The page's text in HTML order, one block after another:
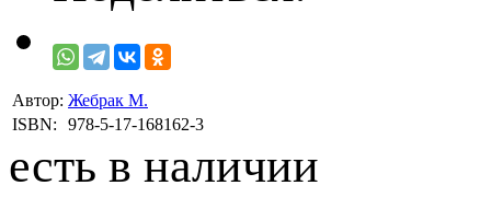
Автор: Жебрак М.
ISBN:
978-5-17-168162-3
есть в наличии